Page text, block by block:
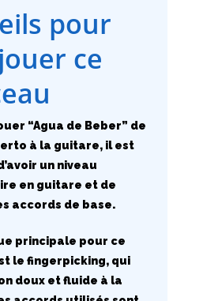
pour
ce
“Agua de Beber” de
à la guitare, il est
un niveau
en guitare et de
accords de base.
principale pour ce
le fingerpicking, qui
doux et fluide à la
C
D
F
G
H
J